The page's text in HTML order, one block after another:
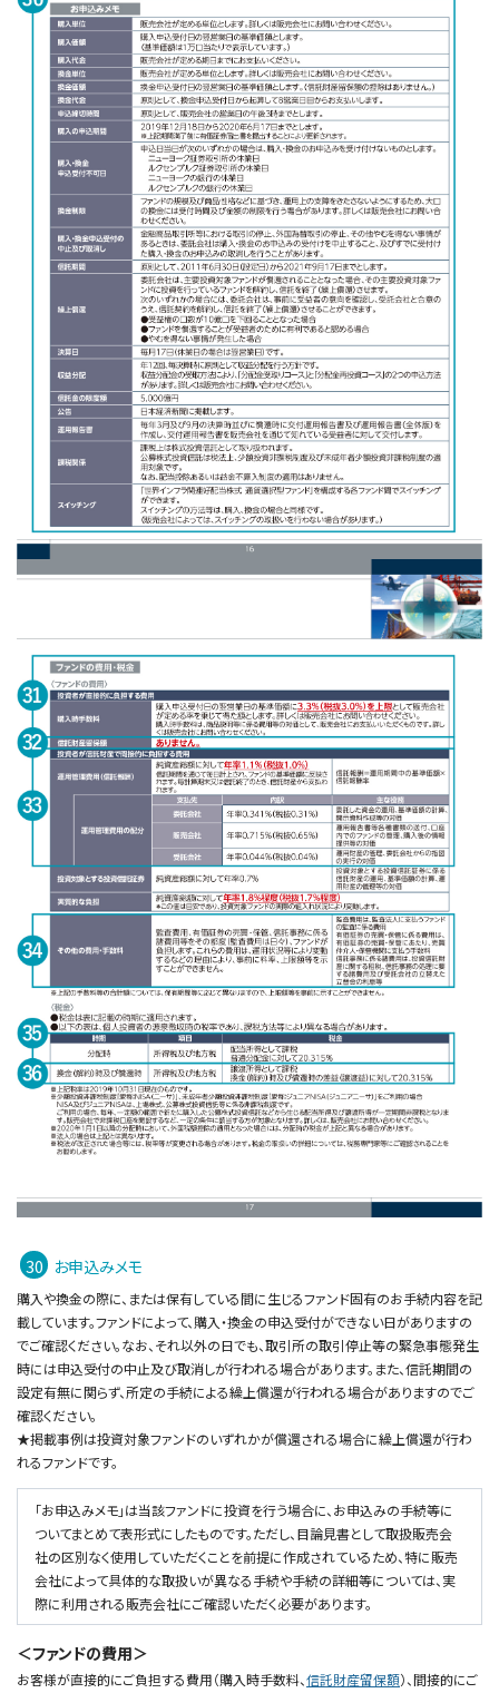
お申込みメモ
購入や換金の際に、または保有している間に生じるファンド固有のお手続内容を記
載しています。ファンドによって、購入・換金の申込受付ができない日がありますの
でご確認ください。なお、それ以外の日でも、取引所の取引停止等の緊急事態発生
時には申込受付の中止及び取消しが行われる場合があります。また、信託期間の
設定有無に関らず、所定の手続による繰上償還が行われる場合がありますのでご
確認ください。
★掲載事例は投資対象ファンドのいずれかが償還される場合に繰上償還が行わ
れるファンドです。
「お申込みメモ」は当該ファンドに投資を行う場合に、お申込みの手続等に
ついてまとめて表形式にしたものです。ただし、目論見書として取扱販売会
社の区別なく使用していただくことを前提に作成されているため、特に販売
会社によって具体的な取扱いが異なる手続や手続の詳細等については、実
際に利用される販売会社にご確認いただく必要があります。
＜ファンドの費用＞
お客様が直接的にご負担する費用（購入時手数料、信託財産留保額）、間接的にご